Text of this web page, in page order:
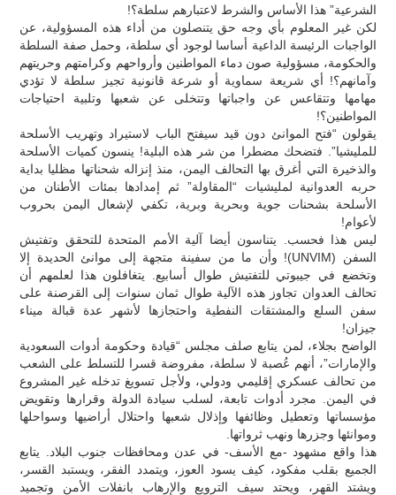
الشرعية” هذا الأساس والشرط لاعتبارهم سلطة؟!
لكن غير المعلوم بأي وجه حق يتنصلون من أداء هذه المسؤولية، عن
الواجبات الرئيسة الداعية أساسا لوجود أي سلطة، وحمل صفة السلطة
والحكومة، مسؤولية صون دماء المواطنين وأرواحهم وكرامتهم وحريتهم
وآمانهم؟! أي شريعة سماوية أو شرعة قانونية تجيز سلطة لا تؤدي
مهامها وتتقاعس عن واجباتها وتتخلى عن شعبها وتلبية احتياجات
المواطنين؟!
يقولون “فتح الموانئ دون قيد سيفتح الباب لاستيراد وتهريب الأسلحة
للمليشيا”. فتضحك مضطرا من شر هذه البلية! ينسون كميات الأسلحة
والذخيرة التي أغرق بها التحالف اليمن، منذ إنزاله شحناتها مظليا بداية
حربه العدوانية لمليشيات “المقاولة” ثم إمدادها بمئات الأطنان من
الأسلحة بشحنات جوية وبحرية وبرية، تكفي لإشعال اليمن بحروب
لأعوام!
ليس هذا فحسب. يتناسون أيضا آلية الأمم المتحدة للتحقق وتفتيش
السفن (UNVIM)! وأن ما من سفينة متجهة إلى موانئ الحديدة إلا
وتخضع في جيبوتي للتفتيش طوال أسابيع. يتغافلون هذا لعلمهم أن
تحالف العدوان تجاوز هذه الآلية طوال ثمان سنوات إلى القرصنة على
سفن السلع والمشتقات النفطية واحتجازها لأشهر عدة قبالة ميناء
جيزان!
الواضح بجلاء، لمن يتابع صلف مجلس “قيادة وحكومة أدوات السعودية
والإمارات”، أنهم عُصبة لا سلطة، مفروضة قسرا للتسلط على الشعب
من تحالف عسكري إقليمي ودولي، ولأجل تسويغ تدخله غير المشروع
في اليمن. مجرد أدوات تابعة، لسلب سيادة الدولة وقرارها وتقويض
مؤسساتها وتعطيل وظائفها وإذلال شعبها واحتلال أراضيها وسواحلها
وموانئها وجزرها ونهب ثرواتها.
هذا واقع مشهود -مع الأسف- في عدن ومحافظات جنوب البلاد. يتابع
الجميع بقلب مفكود، كيف يسود العوز، ويتمدد الفقر، ويستبد القسر،
ويشتد القهر، ويحتد سيف الترويع والإرهاب بانفلات الأمن وتجميد